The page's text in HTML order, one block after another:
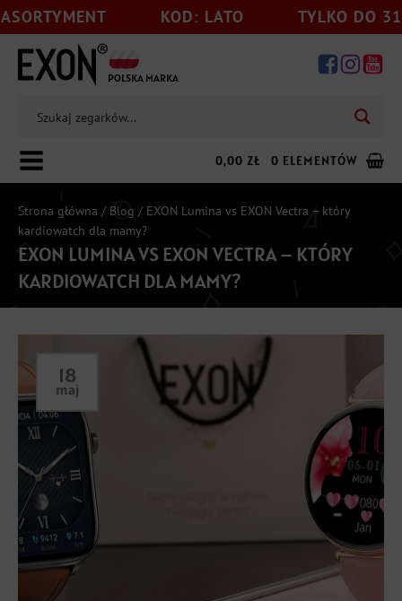
KOD: LATO TYLKO DO 31.08
POLSKA MARKA
0,00 ZŁ 0 ELEMENTÓW
Dodaj jeszcze 199,00 zł do darmowej wysyłki
Strona główna / Blog / EXON Lumina vs EXON Vectra – który
kardiowatch dla mamy?
EXON LUMINA VS EXON VECTRA – KTÓRY
KARDIOWATCH DLA MAMY?
18
maj